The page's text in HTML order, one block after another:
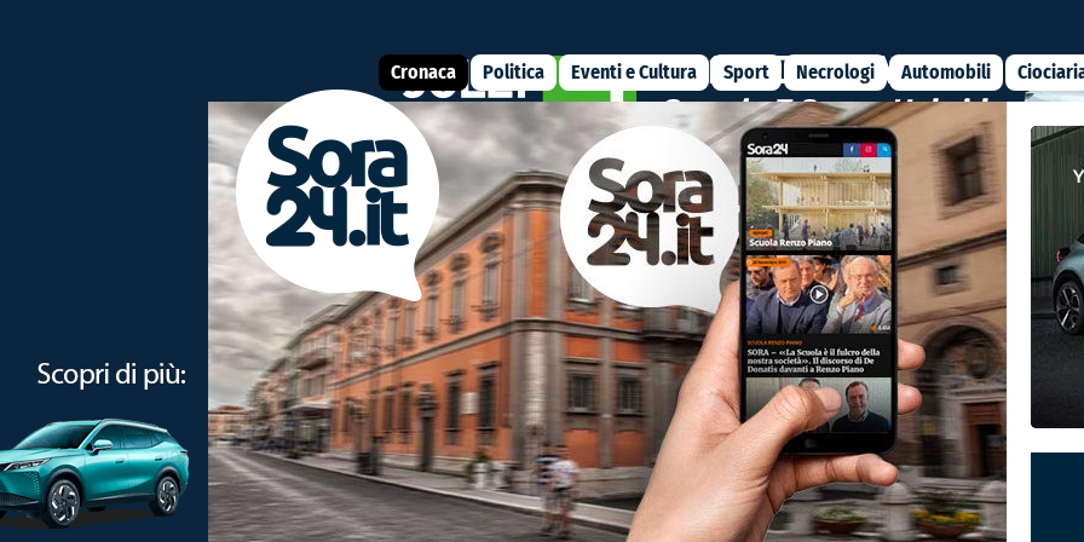
Cronaca Politica Eventi e Cultura Sport Necrologi Automobili